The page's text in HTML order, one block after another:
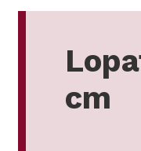
cm